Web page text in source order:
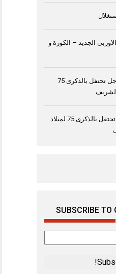
الجديد – الكورة و
جوجل تحتفل بالذكرى 75
الشريف
جوجل تحتفل بالذكرى 75 لميلاد
SUBSCRIBE TO